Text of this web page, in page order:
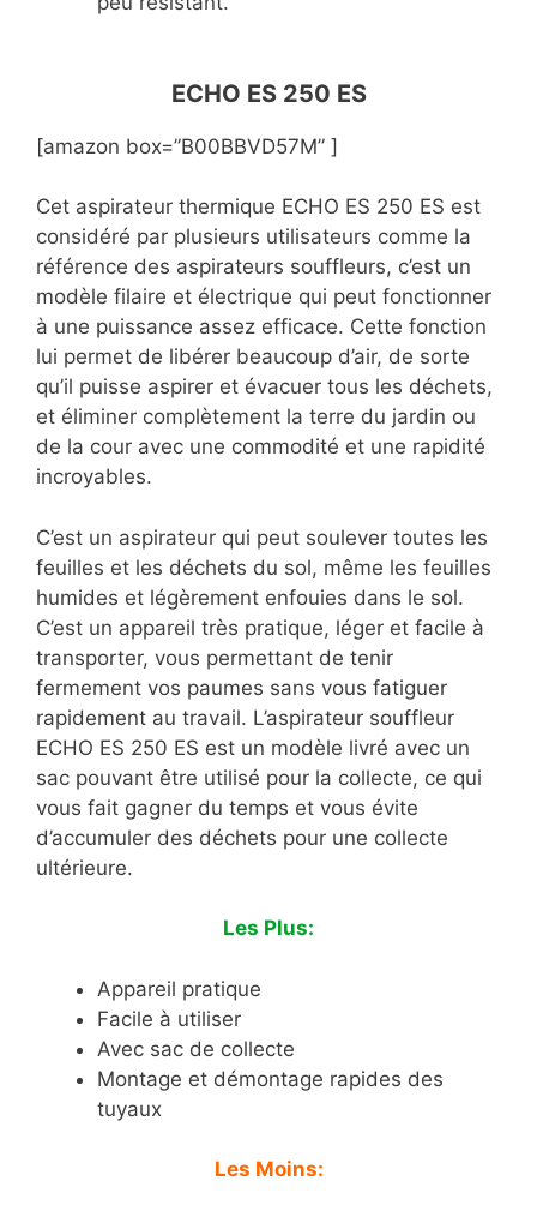
ECHO ES 250 ES
[amazon box=”B00BBVD57M” ]
Cet aspirateur thermique ECHO ES 250 ES est
considéré par plusieurs utilisateurs comme la
référence des aspirateurs souffleurs, c’est un
modèle filaire et électrique qui peut fonctionner
à une puissance assez efficace. Cette fonction
lui permet de libérer beaucoup d’air, de sorte
qu’il puisse aspirer et évacuer tous les déchets,
et éliminer complètement la terre du jardin ou
de la cour avec une commodité et une rapidité
incroyables.
C’est un aspirateur qui peut soulever toutes les
feuilles et les déchets du sol, même les feuilles
humides et légèrement enfouies dans le sol.
C’est un appareil très pratique, léger et facile à
transporter, vous permettant de tenir
fermement vos paumes sans vous fatiguer
rapidement au travail. L’aspirateur souffleur
ECHO ES 250 ES est un modèle livré avec un
sac pouvant être utilisé pour la collecte, ce qui
vous fait gagner du temps et vous évite
d’accumuler des déchets pour une collecte
ultérieure.
Les Plus:
Appareil pratique
Facile à utiliser
Avec sac de collecte
Montage et démontage rapides des
tuyaux
Les Moins: